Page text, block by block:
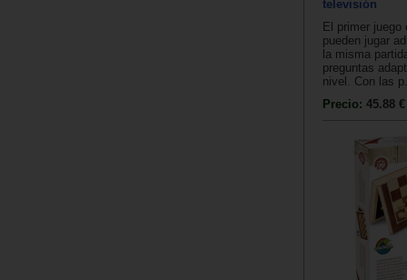
televisión
El primer juego
pueden jugar
la misma
preguntas
nivel. Con las
Precio: 45.88 €